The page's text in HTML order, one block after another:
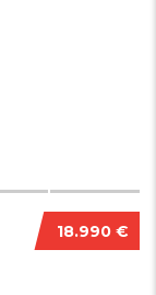
18.990 €